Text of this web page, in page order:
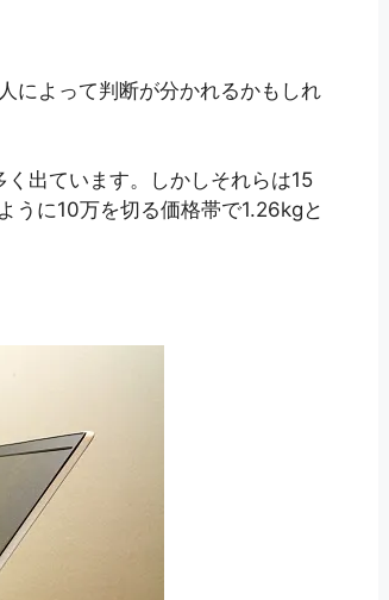
によって判断が分かれるかもしれ
出ています。しかしそれらは15
うに10万を切る価格帯で1.26kgと